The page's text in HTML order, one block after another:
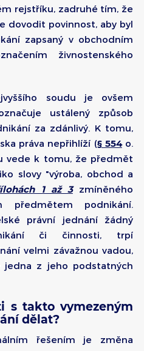
rejstříku, zadruhé tím, že
dovodit povinnost, aby byl
zapsaný v obchodním
živnostenského
soudu je ovšem
ustálený způsob
za zdánlivý. K tomu,
práva nepřihlíží (§ 554o.
vede k tomu, že předmět
slovy "výroba, obchod a
1 až 3zmíněného
předmětem podnikání.
právní jednání žádný
či činnosti, trpí
velmi závažnou vadou,
z jeho podstatných
s takto vymezeným
dělat?
řešením je změna